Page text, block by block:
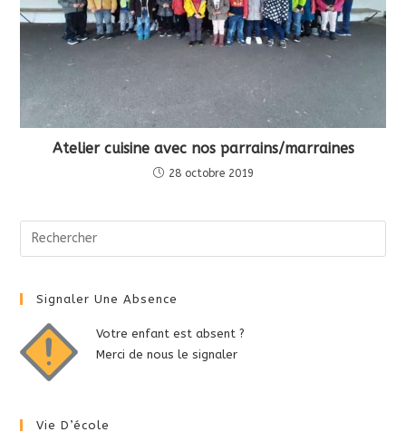
Atelier cuisine avec nos parrains/marraines
28 octobre 2019
Signaler Une Absence
Votre enfant est absent ?
Merci de nous le signaler
Vie D’école